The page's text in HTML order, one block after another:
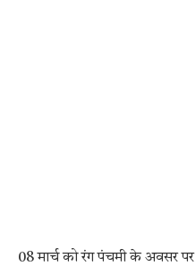
08 मार्च को रंग पंचमी के अवसर